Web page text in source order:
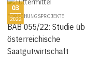
03
2022
FORSCHUNGSPROJEKTE
BAB 055/22: Studie
österreichische
Saatgutwirtschaft